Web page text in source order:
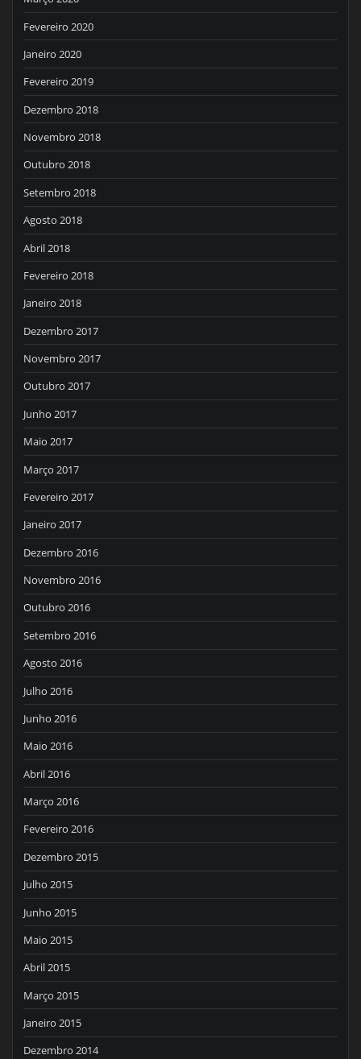
Fevereiro 2020
Janeiro 2020
Fevereiro 2019
Dezembro 2018
Novembro 2018
Outubro 2018
Setembro 2018
Agosto 2018
Abril 2018
Fevereiro 2018
Janeiro 2018
Dezembro 2017
Novembro 2017
Outubro 2017
Junho 2017
Maio 2017
Março 2017
Fevereiro 2017
Janeiro 2017
Dezembro 2016
Novembro 2016
Outubro 2016
Setembro 2016
Agosto 2016
Julho 2016
Junho 2016
Maio 2016
Abril 2016
Março 2016
Fevereiro 2016
Dezembro 2015
Julho 2015
Junho 2015
Maio 2015
Abril 2015
Março 2015
Janeiro 2015
Dezembro 2014